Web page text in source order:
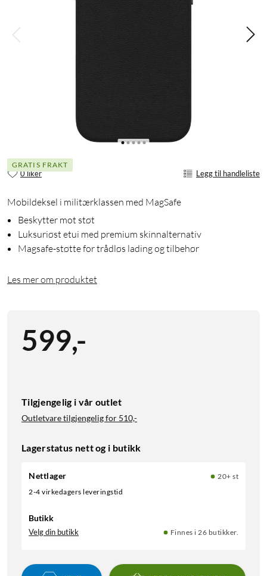
GRATIS FRAKT
0 liker Legg til handleliste
Mobildeksel i militærklassen med MagSafe
Beskytter mot støt
Luksuriøst etui med premium skinnalternativ
Magsafe-støtte for trådløs lading og tilbehør
Les mer om produktet
599,-
Tilgjengelig i vår outlet
Outletvare tilgjengelig for 510,-
Lagerstatus nett og i butikk
Nettlager
20+ st
2-4 virkedagers leveringstid
Butikk
Velg din butikk Finnes i 26 butikker.